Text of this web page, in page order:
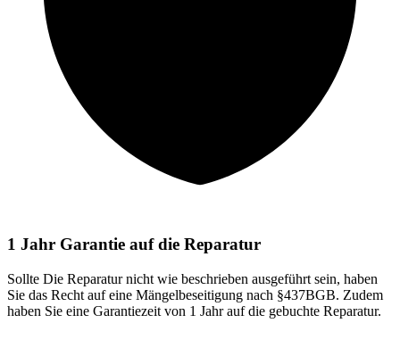
1 Jahr Garantie auf die Reparatur
Sollte Die Reparatur nicht wie beschrieben ausgeführt sein, haben
Sie das Recht auf eine Mängelbeseitigung nach §437BGB. Zudem
haben Sie eine Garantiezeit von 1 Jahr auf die gebuchte Reparatur.